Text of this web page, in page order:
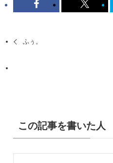
ふぅ。
この記事を書いた人